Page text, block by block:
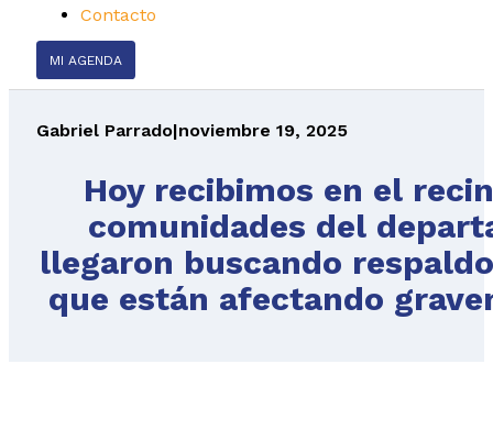
Contacto
MI AGENDA
Gabriel Parrado|noviembre 19, 2025
Hoy recibimos en el
comunidades del
llegaron buscando
que están afectando